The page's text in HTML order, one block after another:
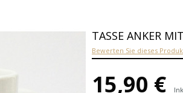
TASSE ANKER
Bewerten Sie dieses
15,90 €